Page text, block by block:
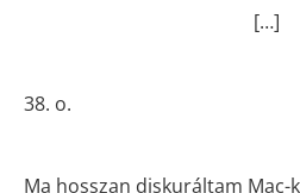
[…]
38. o.
Ma hosszan diskuráltam Mac-